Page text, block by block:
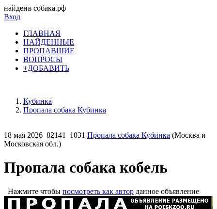
найдена-собака.рф
Вход
ГЛАВНАЯ
НАЙДЕННЫЕ
ПРОПАВШИЕ
ВОПРОСЫ
+ДОБАВИТЬ
Кубинка
Пропала собака Кубинка
18 мая 2026 82141 1031 Пропала собака Кубинка (Москва и
Московская обл.)
Пропала собака кобель
Нажмите чтобы посмотреть как автор данное объявление